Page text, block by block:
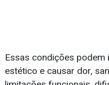
Essas condições podem
estético e causar dor,